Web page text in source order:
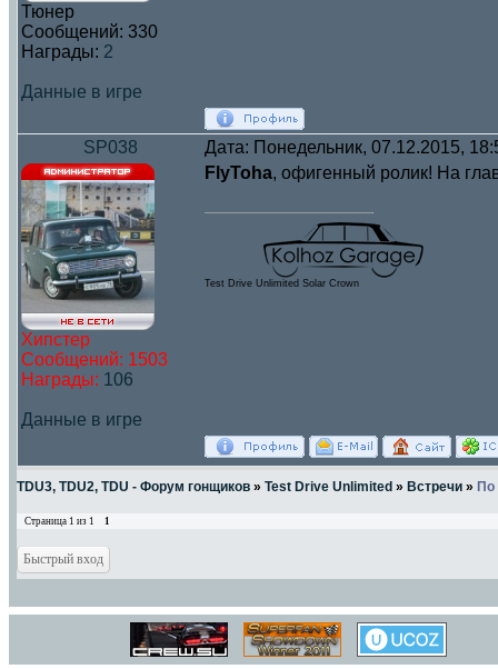
Тюнер
Сообщений: 330
Награды: 2
Данные в игре
SP038 Дата: Понедельник, 07.12.2015,
Хипстер
Сообщений: 1503
Награды: 106
Данные в игре
FlyToha, офигенный ролик! На
Test Drive Unlimited Solar Crown
TDU3, TDU2, TDU - Форум гонщиков » Test Drive Unlimited » Встречи » По
Страница 1 из 1 1